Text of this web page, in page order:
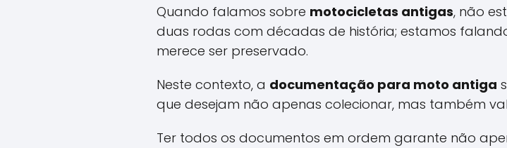
Quando falamos sobre motocicletas antigas, não
duas rodas com décadas de história; estamos
merece ser preservado.
Neste contexto, a documentação para moto antiga
que desejam não apenas colecionar, mas também
Ter todos os documentos em ordem garante não